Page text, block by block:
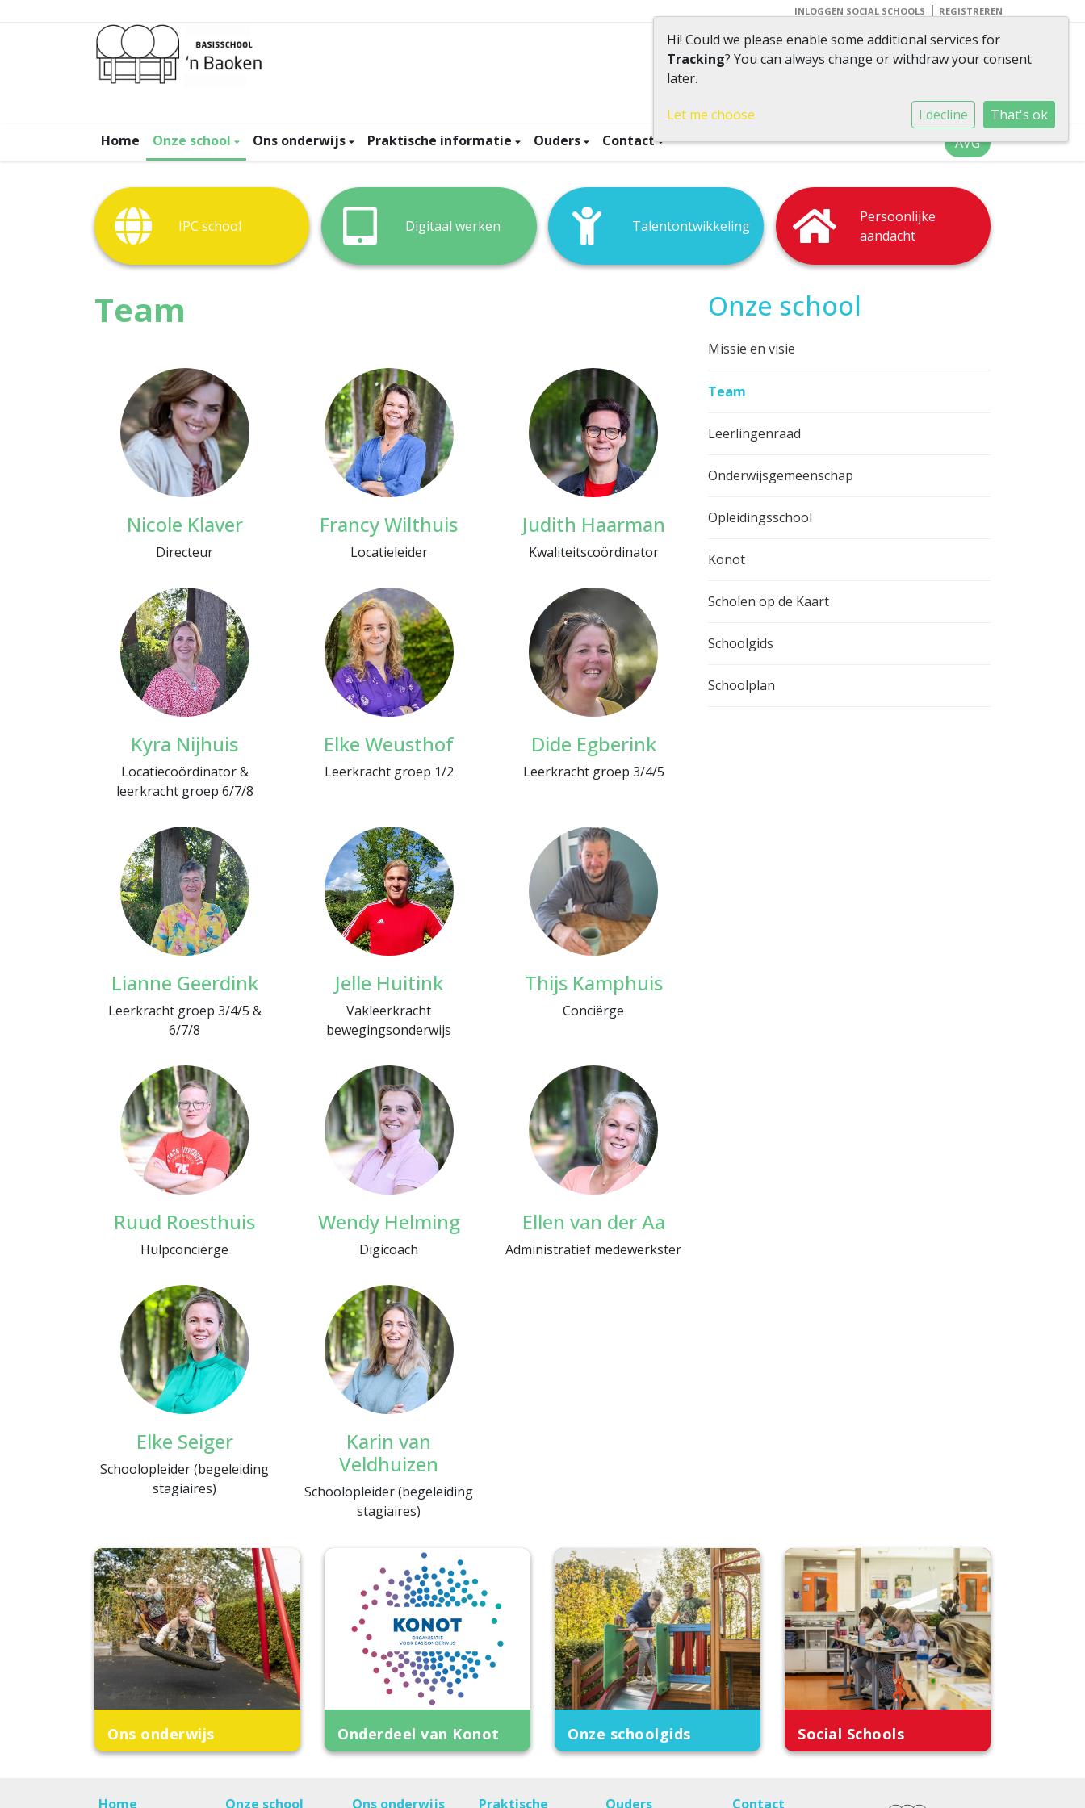
INLOGGEN SOCIAL SCHOOLS | REGISTREREN
Klein van omvang, volop in
beweging
Home Onze school Ons onderwijs Praktische informatie Ouders Contact AVG
IPC school Digitaal werken Talentontwikkeling
Persoonlijke
aandacht
Team
Nicole Klaver
Directeur
Francy Wilthuis
Locatieleider
Judith Haarman
Kwaliteitscoördinator
Kyra Nijhuis
Locatiecoördinator &
leerkracht groep 6/7/8
Elke Weusthof
Leerkracht groep 1/2
Dide Egberink
Leerkracht groep 3/4/5
Lianne Geerdink
Leerkracht groep 3/4/5 &
6/7/8
Jelle Huitink
Vakleerkracht
bewegingsonderwijs
Thijs Kamphuis
Conciërge
Ruud Roesthuis
Hulpconciërge
Wendy Helming
Digicoach
Ellen van der Aa
Administratief medewerkster
Elke Seiger
Schoolopleider (begeleiding
stagiaires)
Karin van
Veldhuizen
Schoolopleider (begeleiding
stagiaires)
Onze school
Missie en visie
Team
Leerlingenraad
Onderwijsgemeenschap
Opleidingsschool
Konot
Scholen op de Kaart
Schoolgids
Schoolplan
Ons onderwijs Onderdeel van Konot Onze schoolgids Social Schools
Home Onze school Ons onderwijs Praktische Ouders Contact
Hi! Could we please enable some additional services for
Tracking? You can always change or withdraw your consent
later.
Let me choose I decline That's ok